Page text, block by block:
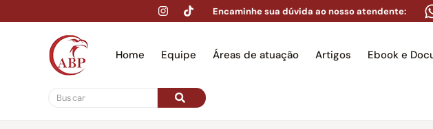
Encaminhe sua dúvida ao nosso atendente:
Home Equipe Áreas de atuação Artigos Ebook e